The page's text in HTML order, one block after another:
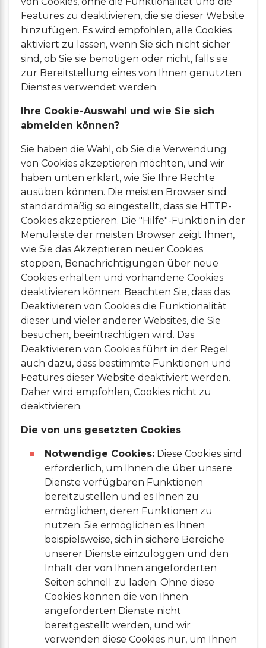
Features zu deaktivieren, die sie dieser Website
hinzufügen. Es wird empfohlen, alle Cookies
aktiviert zu lassen, wenn Sie sich nicht sicher
sind, ob Sie sie benötigen oder nicht, falls sie
zur Bereitstellung eines von Ihnen genutzten
Dienstes verwendet werden.
Ihre Cookie-Auswahl und wie Sie sich
abmelden können?
Sie haben die Wahl, ob Sie die Verwendung
von Cookies akzeptieren möchten, und wir
haben unten erklärt, wie Sie Ihre Rechte
ausüben können. Die meisten Browser sind
standardmäßig so eingestellt, dass sie HTTP-
Cookies akzeptieren. Die "Hilfe"-Funktion in der
Menüleiste der meisten Browser zeigt Ihnen,
wie Sie das Akzeptieren neuer Cookies
stoppen, Benachrichtigungen über neue
Cookies erhalten und vorhandene Cookies
deaktivieren können. Beachten Sie, dass das
Deaktivieren von Cookies die Funktionalität
dieser und vieler anderer Websites, die Sie
besuchen, beeinträchtigen wird. Das
Deaktivieren von Cookies führt in der Regel
auch dazu, dass bestimmte Funktionen und
Features dieser Website deaktiviert werden.
Daher wird empfohlen, Cookies nicht zu
deaktivieren.
Die von uns gesetzten Cookies
Notwendige Cookies: Diese Cookies sind
erforderlich, um Ihnen die über unsere
Dienste verfügbaren Funktionen
bereitzustellen und es Ihnen zu
ermöglichen, deren Funktionen zu
nutzen. Sie ermöglichen es Ihnen
beispielsweise, sich in sichere Bereiche
unserer Dienste einzuloggen und den
Inhalt der von Ihnen angeforderten
Seiten schnell zu laden. Ohne diese
Cookies können die von Ihnen
angeforderten Dienste nicht
bereitgestellt werden, und wir
verwenden diese Cookies nur, um Ihnen